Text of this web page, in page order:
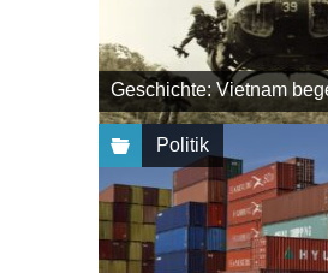
Geschichte: Vietnam
Politik